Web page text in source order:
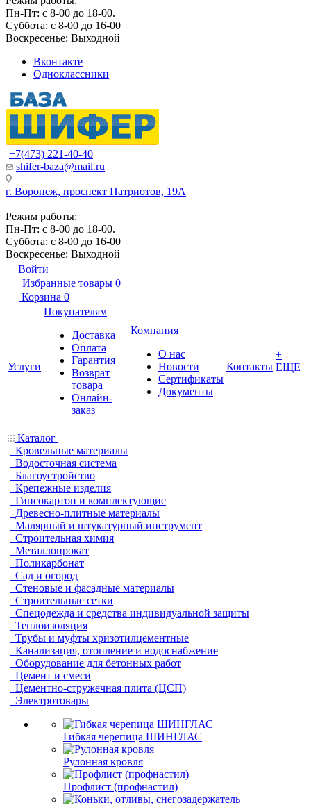
Пн-Пт: с 8-00 до 18-00.
Суббота: с 8-00 до 16-00
Воскресенье: Выходной
Вконтакте
Одноклассники
+7(473) 221-40-40
shifer-baza@mail.ru
г. Воронеж, проспект Патриотов, 19А
Режим работы:
Пн-Пт: с 8-00 до 18-00.
Суббота: с 8-00 до 16-00
Воскресенье: Выходной
Войти
Избранные товары 0
Корзина 0
Услуги
Покупателям
Доставка
Оплата
Гарантия
Возврат
товара
Онлайн-
заказ
Компания
О нас
Новости
Сертификаты
Документы
Контакты
+
ЕЩЕ
Каталог
Кровельные материалы
Водосточная система
Благоустройство
Крепежные изделия
Гипсокартон и комплектующие
Древесно-плитные материалы
Малярный и штукатурный инструмент
Строительная химия
Металлопрокат
Поликарбонат
Сад и огород
Стеновые и фасадные материалы
Строительные сетки
Спецодежда и средства индивидуальной защиты
Теплоизоляция
Трубы и муфты хризотилцементные
Канализация, отопление и водоснабжение
Оборудование для бетонных работ
Цемент и смеси
Цементно-стружечная плита (ЦСП)
Электротовары
Гибкая черепица ШИНГЛАС
Рулонная кровля
Профлист (профнастил)